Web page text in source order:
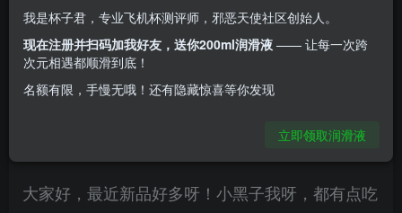
起以往的产品再一次做到了升级，可视化屏幕大方
高端，一键开启深度爆吸，内置震动、吮吸、随机
三种功能模式。外形设计像火箭，还像个小机器
人，放在家中很隐蔽，被看到也不会觉得社死。
大家好，最近新品好多呀！小黑子我呀，都有点吃
我是杯子君，专业飞机杯测评师，邪恶天使社区创始人。
现在注册并扫码加我好友，送你200ml润滑液 —— 让每一次跨
次元相遇都顺滑到底！
名额有限，手慢无哦！还有隐藏惊喜等你发现
立即领取润滑液